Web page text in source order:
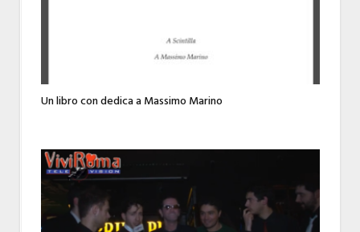
Un libro con dedica a Massimo Marino